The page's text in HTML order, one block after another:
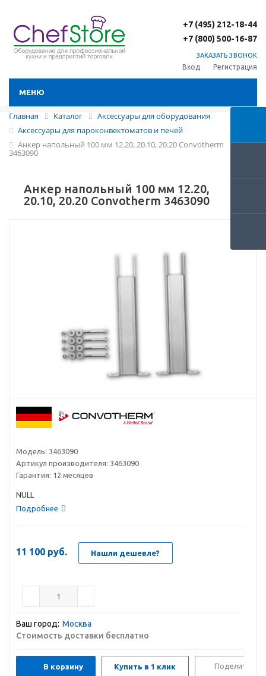
+7 (495) 212-18-44
+7 (800) 500-16-87
ЗАКАЗАТЬ ЗВОНОК
Вход Регистрация
МЕНЮ
Главная Каталог
Аксессуары для оборудования
Аксессуары для пароконвектоматов и печей
Анкер напольный 100 мм 12.20, 20.10, 20.20 Convotherm
3463090
Анкер напольный 100 мм 12.20,
20.10, 20.20 Convotherm 3463090
Модель: 3463090
Артикул производителя: 3463090
Гарантия: 12 месяцев
NULL
Подробнее
11 100 руб. Нашли дешевле?
Ваш город: Москва
Стоимость доставки бесплатно
В корзину Купить в 1 клик Поделиться